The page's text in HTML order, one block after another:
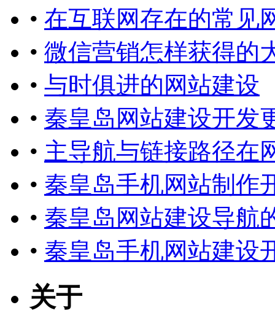
• 在互联网存在的常见
• 微信营销怎样获得的
• 与时俱进的网站建设
• 秦皇岛网站建设开发
• 主导航与链接路径在
• 秦皇岛手机网站制作
• 秦皇岛网站建设导航
• 秦皇岛手机网站建设
关于